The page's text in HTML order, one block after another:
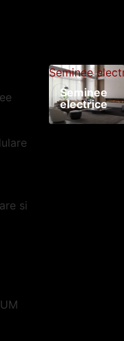
si
Seminee
Seminee
electrice